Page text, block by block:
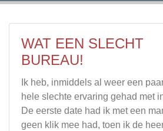
WAT EEN SLECHT
BUREAU!
Ik heb, inmiddels al weer een
hele slechte ervaring gehad met
De eerste date had ik met een
geen klik mee had, toen ik de